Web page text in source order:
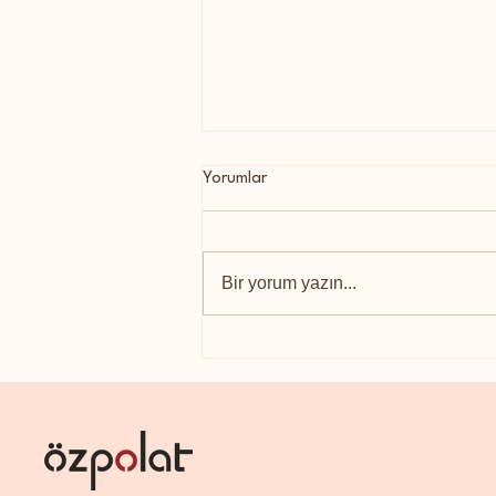
6 ŞUBAT NASIL ANILMAZ?
Yorumlar
Bir yorum yazın...